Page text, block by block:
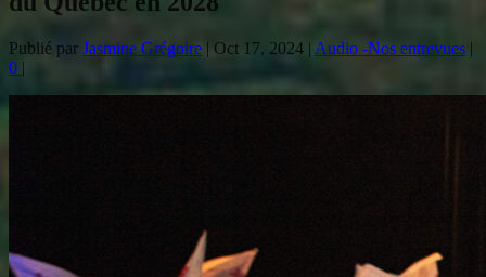
Publié par Jasmine Grégoire | Oct 17, 2024 | Audio -Nos entrevues |
0 |